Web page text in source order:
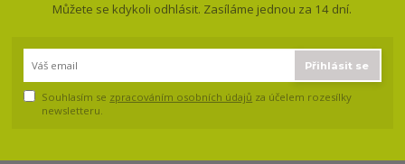
Můžete se kdykoli odhlásit. Zasíláme jednou za 14 dní.
Přihlásit se
Souhlasím se zpracováním osobních údajů za účelem rozesílky
newsletteru.